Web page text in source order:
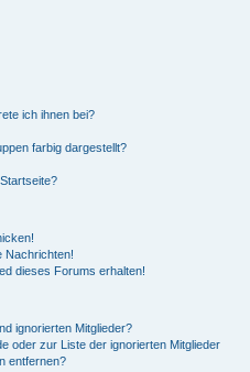
ich ihnen bei?
farbig dargestellt?
Nachrichten!
dieses Forums erhalten!
ignorierten Mitglieder?
oder zur Liste der ignorierten Mitglieder
entfernen?